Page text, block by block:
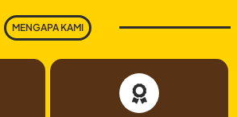
MENGAPA KAMI